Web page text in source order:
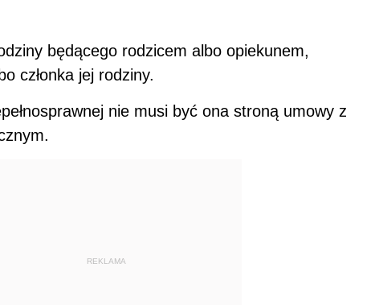
będącego rodzicem albo opiekunem,
członka jej rodziny.
nie musi być ona stroną umowy z
REKLAMA